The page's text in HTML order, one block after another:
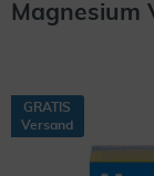
Magnesium
GRATIS
Versand